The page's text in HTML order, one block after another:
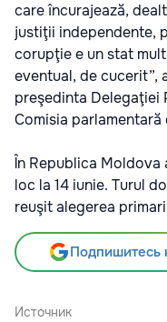
care încurajează,
justiţii independente,
corupţie e un stat
eventual, de cucerit”,
preşedinta Delegaţiei
Comisia
În Republica
loc la 14 iunie. Turul
reuşit alegerea
Подпишитесь
Источник